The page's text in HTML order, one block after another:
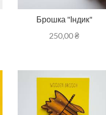
Брошка "Індик"
250,00₴